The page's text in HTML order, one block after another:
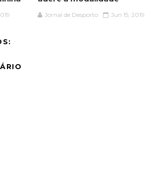
Jornal de Desporto Jun 15, 2019